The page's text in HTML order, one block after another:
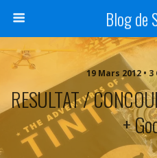
Blog de
19 Mars 2012 •
RESULTAT /
+